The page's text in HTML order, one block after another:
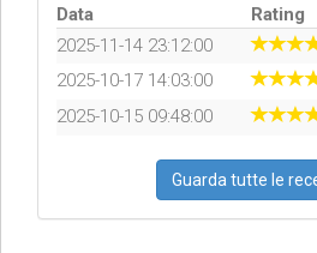
Data Rating
2025-11-14 23:12:00
2025-10-17 14:03:00
2025-10-15 09:48:00
Guarda tutte le